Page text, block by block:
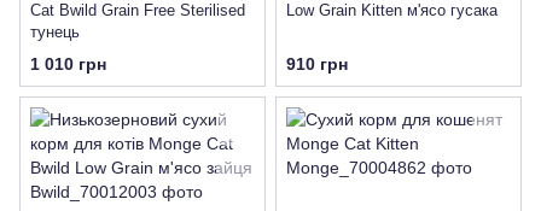
Cat Bwild Grain Free Sterilised
тунець
1 010 грн
Low Grain Kitten м'ясо гусака
910 грн